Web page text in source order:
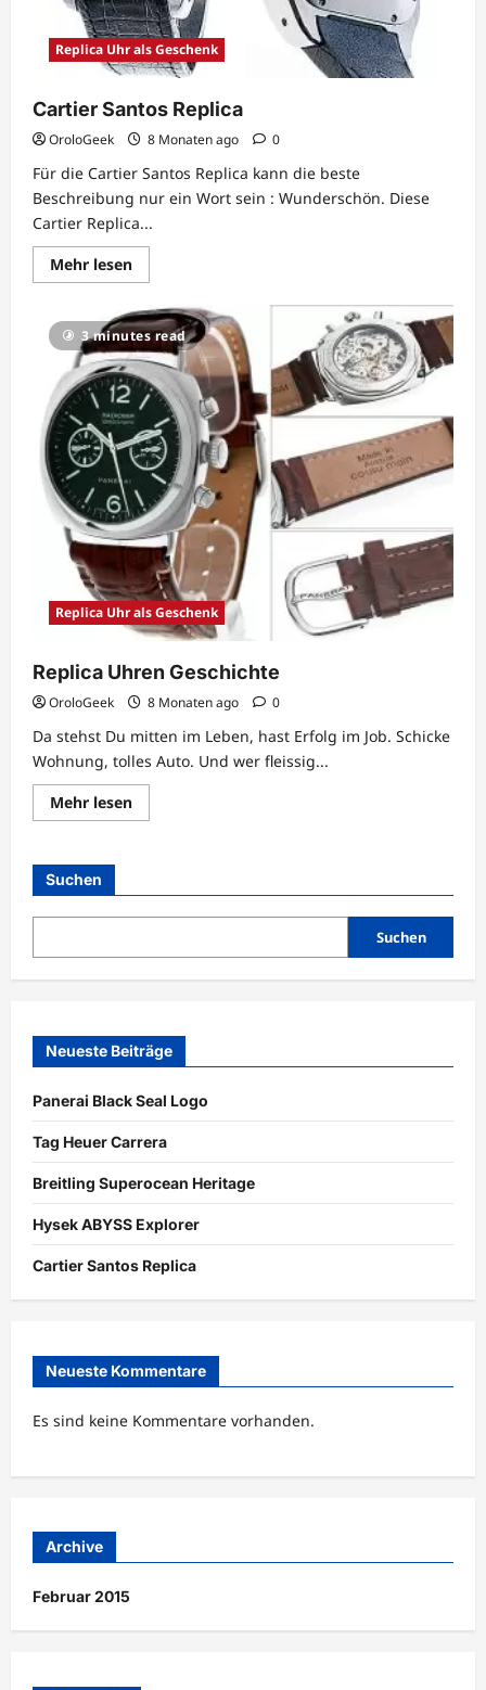
Replica Uhr als Geschenk
Cartier Santos Replica
OroloGeek 8 Monaten ago 0
Für die Cartier Santos Replica kann die beste
Beschreibung nur ein Wort sein : Wunderschön. Diese
Cartier Replica...
Mehr lesenLesen
Sie
über
Cartier
Santos
Replica
3 minutes read
Replica Uhr als Geschenk
Replica Uhren Geschichte
OroloGeek 8 Monaten ago 0
Da stehst Du mitten im Leben, hast Erfolg im Job. Schicke
Wohnung, tolles Auto. Und wer fleissig...
Mehr lesenLesen
Sie
Geschichte
Suchen
Suchen
Neueste Beiträge
Panerai Black Seal Logo
Tag Heuer Carrera
Breitling Superocean Heritage
Hysek ABYSS Explorer
Cartier Santos Replica
Neueste Kommentare
Es sind keine Kommentare vorhanden.
Archive
Februar 2015